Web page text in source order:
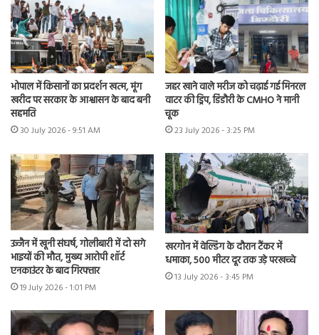
भोपाल में किसानों का प्रदर्शन खत्म, मूंग
खरीद पर सरकार के आश्वासन के बाद बनी
सहमति
30 July 2026 - 9:51 AM
जहर खाने वाले मरीज को चढ़ाई गई मिनरल
वाटर की ड्रिप, डिंडौरी के CMHO ने मानी
चूक
23 July 2026 - 3:25 PM
उज्जैन में खूनी संघर्ष, गोलीबारी में दो सगे
भाइयों की मौत, मुख्य आरोपी शॉर्ट
एनकाउंटर के बाद गिरफ्तार
19 July 2026 - 1:01 PM
खरगोन में वेल्डिंग के दौरान टैंकर में
धमाका, 500 मीटर दूर तक उड़े परखच्चे
13 July 2026 - 3:45 PM